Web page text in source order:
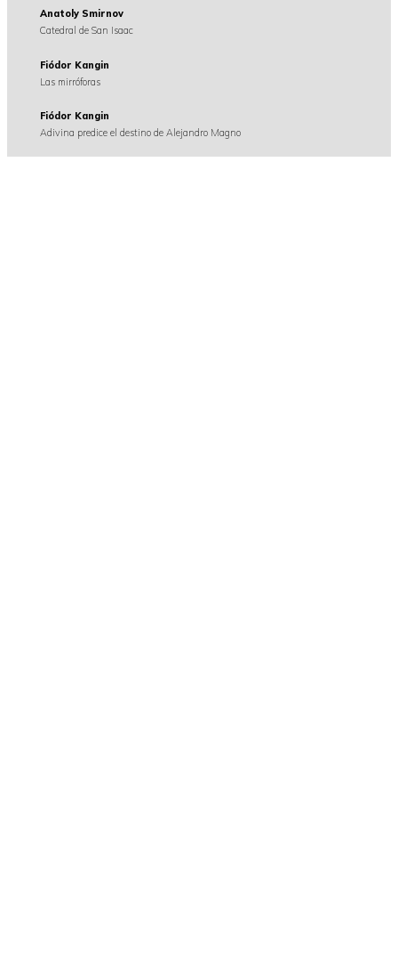
Anatoly Smirnov
Catedral de San Isaac
Fiódor Kangin
Las mirróforas
Fiódor Kangin
Adivina predice el destino de Alejandro Magno